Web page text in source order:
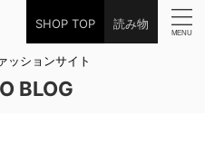
SHOP TOP 読み物
ッションサイト
BLOG